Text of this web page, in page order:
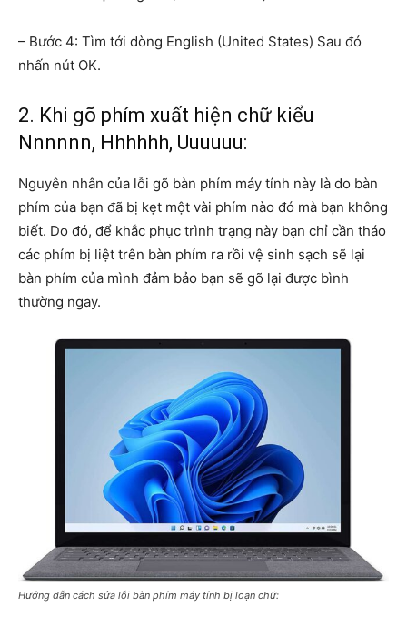
– Bước 4: Tìm tới dòng English (United States) Sau đó
nhấn nút OK.
2. Khi gõ phím xuất hiện chữ kiểu
Nnnnnn, Hhhhhh, Uuuuuu:
Nguyên nhân của lỗi gõ bàn phím máy tính này là do bàn
phím của bạn đã bị kẹt một vài phím nào đó mà bạn không
biết. Do đó, để khắc phục trình trạng này bạn chỉ cần tháo
các phím bị liệt trên bàn phím ra rồi vệ sinh sạch sẽ lại
bàn phím của mình đảm bảo bạn sẽ gõ lại được bình
thường ngay.
Hướng dẫn cách sửa lỗi bàn phím máy tính bị loạn chữ: